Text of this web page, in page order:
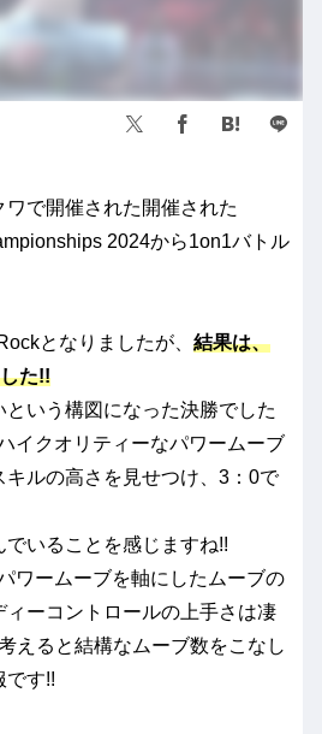
で開催された開催された
2024から1on1バトル
となりましたが、 結果は、
た!!
いう構図になった決勝でした
イクオリティーなパワームーブ
ルの高さを見せつけ、3：0で
いることを感じますね!!
ワームーブを軸にしたムーブの
ーコントロールの上手さは凄
えると結構なムーブ数をこなし
です!!